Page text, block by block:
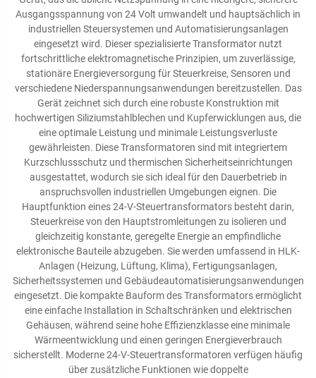
Ausgangsspannung von 24 Volt umwandelt und hauptsächlich in
industriellen Steuersystemen und Automatisierungsanlagen
eingesetzt wird. Dieser spezialisierte Transformator nutzt
fortschrittliche elektromagnetische Prinzipien, um zuverlässige,
stationäre Energieversorgung für Steuerkreise, Sensoren und
verschiedene Niederspannungsanwendungen bereitzustellen. Das
Gerät zeichnet sich durch eine robuste Konstruktion mit
hochwertigen Siliziumstahlblechen und Kupferwicklungen aus, die
eine optimale Leistung und minimale Leistungsverluste
gewährleisten. Diese Transformatoren sind mit integriertem
Kurzschlussschutz und thermischen Sicherheitseinrichtungen
ausgestattet, wodurch sie sich ideal für den Dauerbetrieb in
anspruchsvollen industriellen Umgebungen eignen. Die
Hauptfunktion eines 24-V-Steuertransformators besteht darin,
Steuerkreise von den Hauptstromleitungen zu isolieren und
gleichzeitig konstante, geregelte Energie an empfindliche
elektronische Bauteile abzugeben. Sie werden umfassend in HLK-
Anlagen (Heizung, Lüftung, Klima), Fertigungsanlagen,
Sicherheitssystemen und Gebäudeautomatisierungsanwendungen
eingesetzt. Die kompakte Bauform des Transformators ermöglicht
eine einfache Installation in Schaltschränken und elektrischen
Gehäusen, während seine hohe Effizienzklasse eine minimale
Wärmeentwicklung und einen geringen Energieverbrauch
sicherstellt. Moderne 24-V-Steuertransformatoren verfügen häufig
über zusätzliche Funktionen wie doppelte